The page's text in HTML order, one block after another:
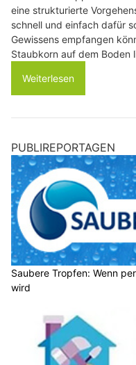
eine strukturierte
schnell und einfach dafür
Gewissens empfangen
Staubkorn auf dem Boden
Weiterlesen
PUBLIREPORTAGEN
Saubere Tropfen: Wenn
wird